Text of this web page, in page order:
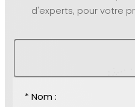
d'experts, pour votre
* Nom :